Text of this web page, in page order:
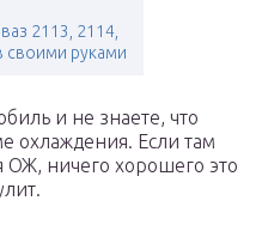
2113, 2114,
своими руками
и не знаете, что
охлаждения. Если там
ОЖ, ничего хорошего это